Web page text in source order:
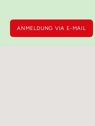
ANMELDUNG VIA E-MAIL